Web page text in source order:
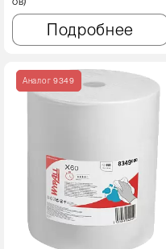
Подробнее
Аналог 9349